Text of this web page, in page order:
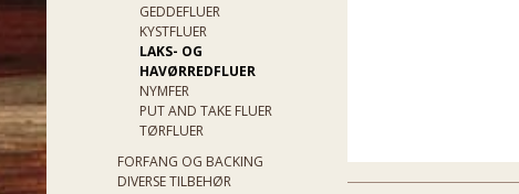
GEDDEFLUER
KYSTFLUER
LAKS- OG
HAVØRREDFLUER
NYMFER
PUT AND TAKE FLUER
TØRFLUER
FORFANG OG BACKING
DIVERSE TILBEHØR